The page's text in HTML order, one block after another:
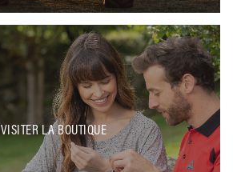
VISITER LA BOUTIQUE